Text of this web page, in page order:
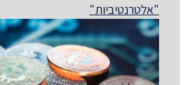
"אלטרנטיביות"